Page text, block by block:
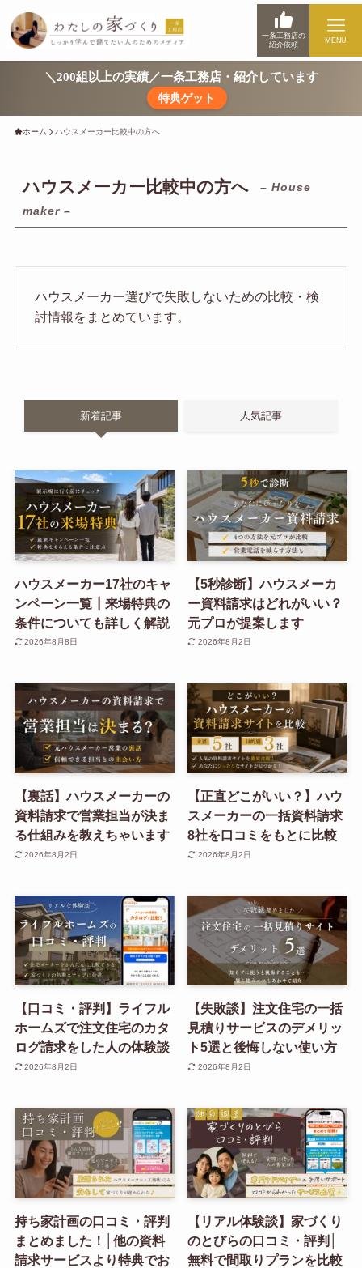
一条工務店の
紹介依頼
MENU
＼200組以上の実績／一条工務店・紹介しています
特典ゲット
ホーム ハウスメーカー比較中の方へ
ハウスメーカー比較中の方へ
– House
maker –
ハウスメーカー選びで失敗しないための比較・検
討情報をまとめています。
新着記事 人気記事
ハウスメーカー17社のキャ
ンペーン一覧┃来場特典の
条件についても詳しく解説
2026年8月8日
【5秒診断】ハウスメーカ
ー資料請求はどれがいい？
元プロが提案します
2026年8月2日
【裏話】ハウスメーカーの
資料請求で営業担当が決ま
る仕組みを教えちゃいます
2026年8月2日
【正直どこがいい？】ハウ
スメーカーの一括資料請求
8社を口コミをもとに比較
2026年8月2日
【口コミ・評判】ライフル
ホームズで注文住宅のカタ
ログ請求をした人の体験談
2026年8月2日
【失敗談】注文住宅の一括
見積りサービスのデメリッ
ト5選と後悔しない使い方
2026年8月2日
持ち家計画の口コミ・評判
まとめました！│他の資料
請求サービスより特典でお
【リアル体験談】家づくり
のとびらの口コミ・評判│
無料で間取りプランを比較